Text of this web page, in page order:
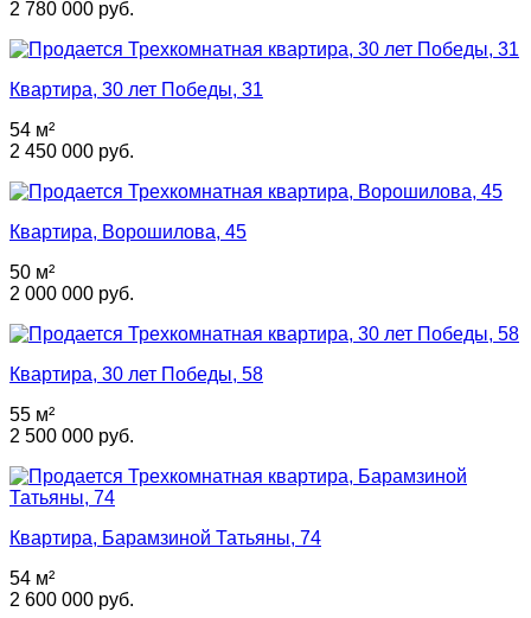
2 780 000 руб.
Квартира, 30 лет Победы, 31
54 м²
2 450 000 руб.
Квартира, Ворошилова, 45
50 м²
2 000 000 руб.
Квартира, 30 лет Победы, 58
55 м²
2 500 000 руб.
Квартира, Барамзиной Татьяны, 74
54 м²
2 600 000 руб.